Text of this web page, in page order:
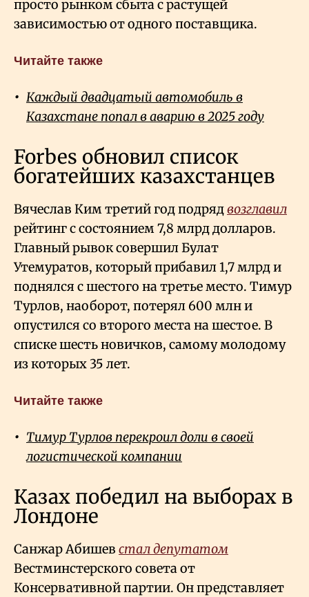
просто рынком сбыта с растущей
зависимостью от одного поставщика.
Читайте также
Каждый двадцатый автомобиль в
Казахстане попал в аварию в 2025 году
Forbes обновил список
богатейших казахстанцев
Вячеслав Ким третий год подрядвозглавил
рейтинг с состоянием 7,8 млрд долларов.
Главный рывок совершил Булат
Утемуратов, который прибавил 1,7 млрд и
поднялся с шестого на третье место. Тимур
Турлов, наоборот, потерял 600 млн и
опустился со второго места на шестое. В
списке шесть новичков, самому молодому
из которых 35 лет.
Читайте также
Тимур Турлов перекроил доли в своей
логистической компании
Казах победил на выборах в
Лондоне
Санжар Абишев стал депутатом
Вестминстерского совета от
Консервативной партии. Он представляет